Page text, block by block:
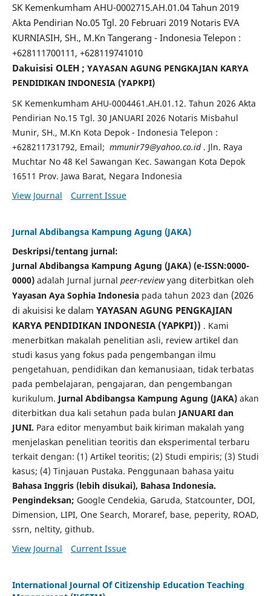
SK Kemenkumham AHU-0002715.AH.01.04 Tahun 2019
Akta Pendirian No.05 Tgl. 20 Februari 2019 Notaris EVA
KURNIASIH, SH., M.Kn Tangerang - Indonesia Telepon :
+628111700111, +628119741010
Dakuisisi OLEH ; YAYASAN AGUNG PENGKAJIAN KARYA
PENDIDIKAN INDONESIA (YAPKPI)
SK Kemenkumham AHU-0004461.AH.01.12. Tahun 2026 Akta
Pendirian No.15 Tgl. 30 JANUARI 2026 Notaris Misbahul
Munir, SH., M.Kn Kota Depok - Indonesia Telepon :
+628211731792, Email; mmunir79@yahoo.co.id. Jln. Raya
Muchtar No 48 Kel Sawangan Kec. Sawangan Kota Depok
16511 Prov. Jawa Barat, Negara Indonesia
View Journal
Current Issue
Jurnal Abdibangsa Kampung Agung (JAKA)
Deskripsi/tentang jurnal:
Jurnal Abdibangsa Kampung Agung (JAKA) (e-ISSN:0000-
0000)adalah Jurnal jurnal peer-reviewyang diterbitkan oleh
Yayasan Aya Sophia Indonesiapada tahun 2023 dan (2026
di akuisisi ke dalam YAYASAN AGUNG PENGKAJIAN
KARYA PENDIDIKAN INDONESIA (YAPKPI)) . Kami
menerbitkan makalah penelitian asli, review artikel dan
studi kasus yang fokus pada pengembangan ilmu
pengetahuan, pendidikan dan kemanusiaan, tidak terbatas
pada pembelajaran, pengajaran, dan pengembangan
kurikulum. Jurnal Abdibangsa Kampung Agung (JAKA)akan
diterbitkan dua kali setahun pada bulan JANUARI dan
JUNI. Para editor menyambut baik kiriman makalah yang
menjelaskan penelitian teoritis dan eksperimental terbaru
terkait dengan: (1) Artikel teoritis; (2) Studi empiris; (3) Studi
kasus; (4) Tinjauan Pustaka. Penggunaan bahasa yaitu
Bahasa Inggris (lebih disukai), Bahasa Indonesia.
Pengindeksan; Google Cendekia, Garuda, Statcounter, DOI,
Dimension, LIPI, One Search, Moraref, base, peperity, ROAD,
ssrn, neltity, github.
View Journal
Current Issue
International Journal Of Citizenship Education Teaching